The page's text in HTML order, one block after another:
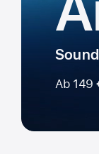
Ab 149